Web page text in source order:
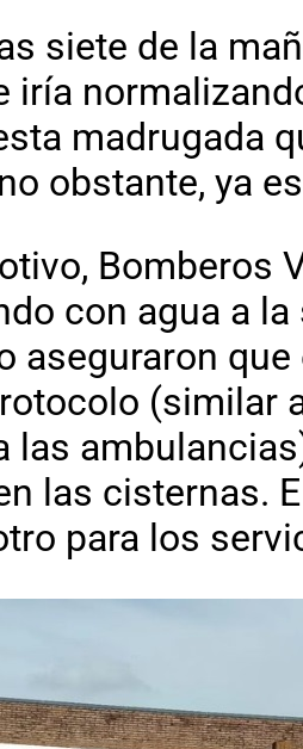
siete de la
iría
madrugada
obstante, ya
Bomberos
con agua a
aseguraron
(similar
las
las cisternas.
para los